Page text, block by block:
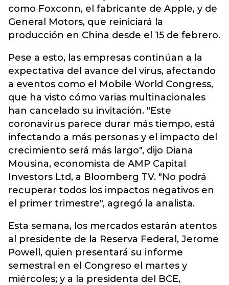
como Foxconn, el fabricante de Apple, y de
General Motors, que reiniciará la
producción en China desde el 15 de febrero.
Pese a esto, las empresas continúan a la
expectativa del avance del virus, afectando
a eventos como el Mobile World Congress,
que ha visto cómo varias multinacionales
han cancelado su invitación. "Este
coronavirus parece durar más tiempo, está
infectando a más personas y el impacto del
crecimiento será más largo", dijo Diana
Mousina, economista de AMP Capital
Investors Ltd, a Bloomberg TV. "No podrá
recuperar todos los impactos negativos en
el primer trimestre", agregó la analista.
Esta semana, los mercados estarán atentos
al presidente de la Reserva Federal, Jerome
Powell, quien presentará su informe
semestral en el Congreso el martes y
miércoles; y a la presidenta del BCE,